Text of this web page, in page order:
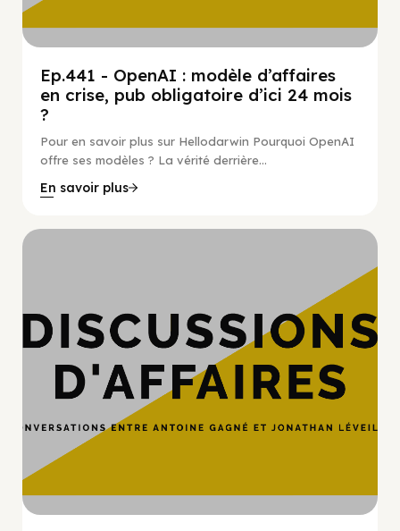
Ep.441 - OpenAI : modèle d’affaires
en crise, pub obligatoire d’ici 24 mois
?
Pour en savoir plus sur Hellodarwin Pourquoi OpenAI
offre ses modèles ? La vérité derrière...
En savoir plus